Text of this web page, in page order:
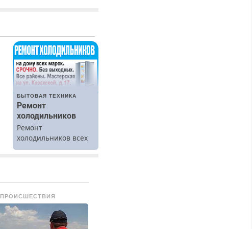
БЫТОВАЯ ТЕХНИКА
Ремонт
холодильников
Ремонт
холодильников всех
марок на дому.
ПРОИСШЕСТВИЯ